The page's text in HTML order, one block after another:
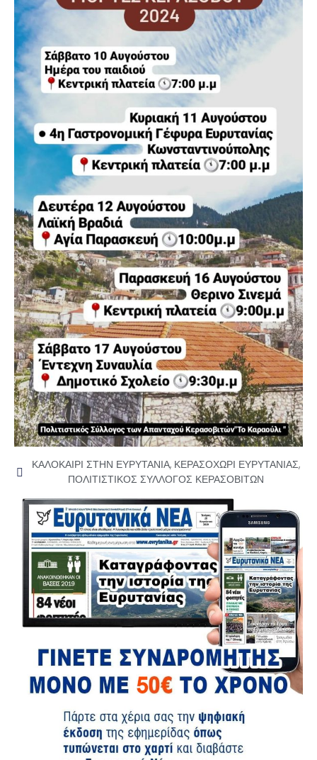
ΚΑΛΟΚΑΙΡΙ ΣΤΗΝ ΕΥΡΥΤΑΝΙΑ, ΚΕΡΑΣΟΧΩΡΙ ΕΥΡΥΤΑΝΙΑΣ,
ΠΟΛΙΤΙΣΤΙΚΟΣ ΣΥΛΛΟΓΟΣ ΚΕΡΑΣΟΒΙΤΩΝ